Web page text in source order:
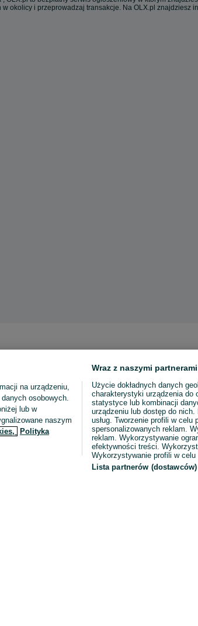
w okolicy i przeprowadzaj transakcje. Na OLX.pl znajdziesz
na urządzeniu,
osobowych.
lub w
naszym
Polityka
Wraz z naszymi
Użycie dokładnych danych
charakterystyki urządzenia do
statystyce lub kombinacji
urządzeniu lub dostęp do
usług. Tworzenie profili w
spersonalizowanych reklam.
reklam. Wykorzystywanie
efektywności treści.
Wykorzystywanie profili w
Lista partnerów (dostawców)